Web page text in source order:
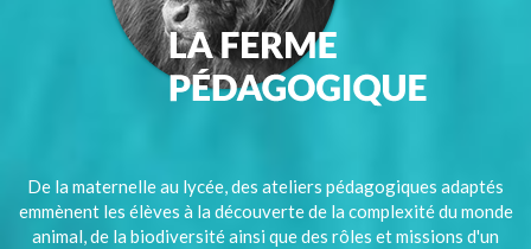
De la maternelle au lycée, des ateliers pédagogiques adaptés
emmènent les élèves à la découverte de la complexité du monde
animal, de la biodiversité ainsi que des rôles et missions d'un